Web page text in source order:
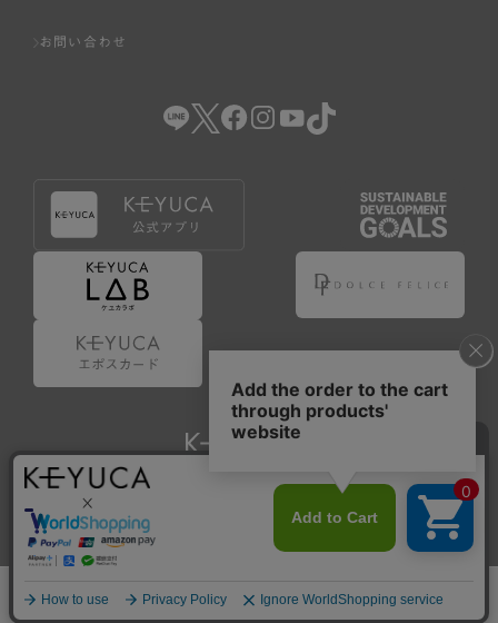
お問い合わせ
Copyright © KAWAJUN Co., Ltd. All Rights Reserved.